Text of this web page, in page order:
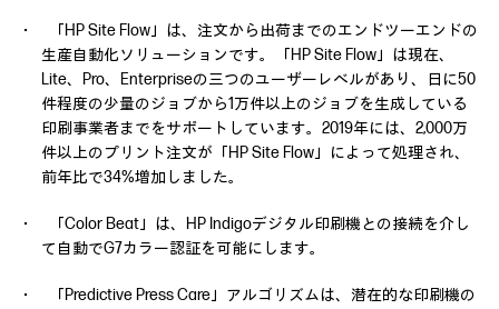
・ 「HP Site Flow」は、注文から出荷までのエンドツーエンドの
生産自動化ソリューションです。「HP Site Flow」は現在、
Lite、Pro、Enterpriseの三つのユーザーレベルがあり、日に50
件程度の少量のジョブから1万件以上のジョブを生成している
印刷事業者までをサポートしています。2019年には、2,000万
件以上のプリント注文が「HP Site Flow」によって処理され、
前年比で34%増加しました。
・ 「Color Beat」は、HP Indigoデジタル印刷機との接続を介し
て自動でG7カラー認証を可能にします。
・ 「Predictive Press Care」アルゴリズムは、潜在的な印刷機の